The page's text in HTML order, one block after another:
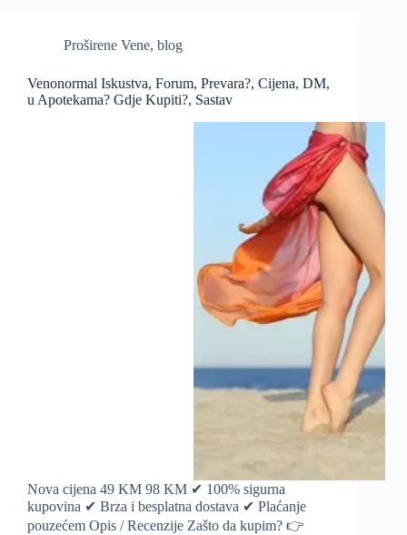
Proširene Vene, blog
Venonormal Iskustva, Forum, Prevara?, Cijena, DM,
u Apotekama? Gdje Kupiti?, Sastav
Nova cijena 49 KM 98 KM ✔ 100% sigurna
kupovina ✔ Brza i besplatna dostava ✔ Plaćanje
pouzećem Opis / Recenzije Zašto da kupim? 👉